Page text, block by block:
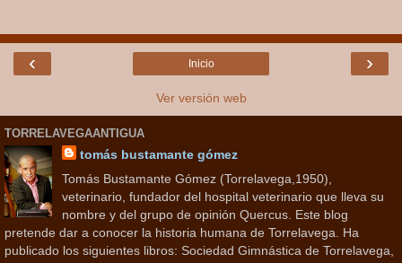
‹ ›
Inicio
Ver versión web
TORRELAVEGAANTIGUA
tomás bustamante gómez
Tomás Bustamante Gómez (Torrelavega,1950),
veterinario, fundador del hospital veterinario que lleva su
nombre y del grupo de opinión Quercus. Este blog
pretende dar a conocer la historia humana de Torrelavega. Ha
publicado los siguientes libros: Sociedad Gimnástica de Torrelavega,